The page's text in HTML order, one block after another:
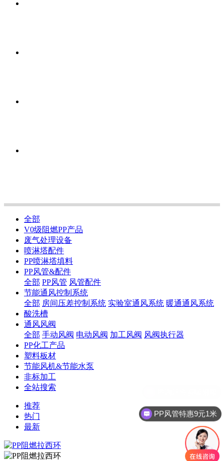
全部
V0级阻燃PP产品
废气处理设备
喷淋塔配件
PP喷淋塔填料
PP风管&配件
全部 PP风管 风管配件
节能通风控制系统
全部 房间压差控制系统 实验室通风系统 暖通通风系统
酸洗槽
通风风阀
全部 手动风阀 电动风阀 加工风阀 风阀执行器
PP化工产品
塑料板材
节能风机&节能水泵
非标加工
全站搜索
推荐
热门
最新
PP风管特惠9元1米